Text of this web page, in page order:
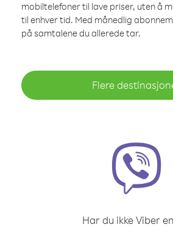
mobiltelefoner til lave priser, uten å
til enhver tid. Med månedlig
på samtalene du allerede tar.
Flere
Har du ikke Viber